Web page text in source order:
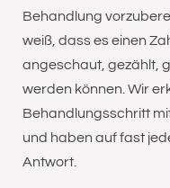
Behandlung
weiß, dass es einen
angeschaut, gezählt,
werden können. Wir
Behandlungsschritt
und haben auf fast
Antwort.